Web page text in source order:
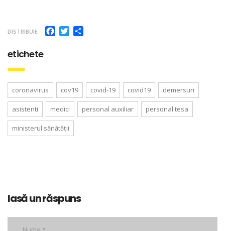
DISTRIBUIE Facebook
Twitter
etichete
coronavirus cov19 covid-19 covid19 demersuri
asistenti medici personal auxiliar personal tesa
ministerul sănătății
lasă un răspuns